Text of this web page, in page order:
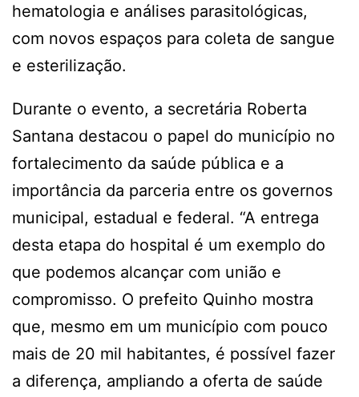
hematologia e análises parasitológicas,
com novos espaços para coleta de sangue
e esterilização.
Durante o evento, a secretária Roberta
Santana destacou o papel do município no
fortalecimento da saúde pública e a
importância da parceria entre os governos
municipal, estadual e federal. “A entrega
desta etapa do hospital é um exemplo do
que podemos alcançar com união e
compromisso. O prefeito Quinho mostra
que, mesmo em um município com pouco
mais de 20 mil habitantes, é possível fazer
a diferença, ampliando a oferta de saúde